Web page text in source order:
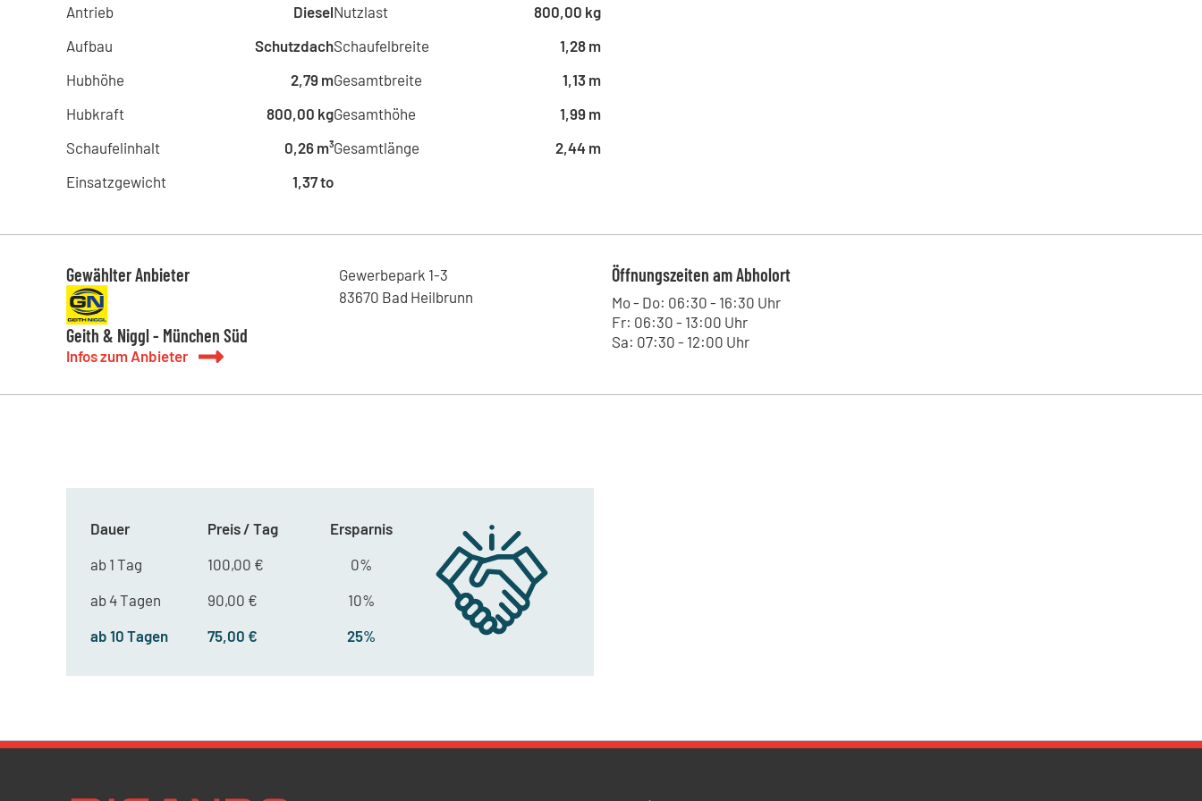
Antrieb
Diesel
Aufbau
Schutzdach
Hubhöhe
2,79 m
Hubkraft
800,00 kg
Schaufelinhalt
0,26 m³
Einsatzgewicht
1,37 to
Nutzlast
800,00 kg
Schaufelbreite
1,28 m
Gesamtbreite
1,13 m
Gesamthöhe
1,99 m
Gesamtlänge
2,44 m
Gewählter Anbieter
Geith & Niggl - München Süd
Infos zum Anbieter
Gewerbepark 1-3
83670 Bad Heilbrunn
Öffnungszeiten am Abholort
Mo - Do: 06:30 - 16:30 Uhr
Fr: 06:30 - 13:00 Uhr
Sa: 07:30 - 12:00 Uhr
Dauer Preis / Tag
Ersparnis
ab 1 Tag
100,00 €
0%
ab 4 Tagen
90,00 €
10%
ab 10 Tagen
75,00 € 25%